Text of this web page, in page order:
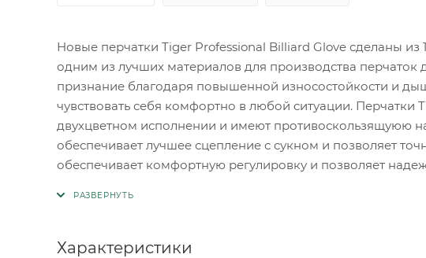
Новые перчатки Tiger Professional Billiard Glove сделаны
одним из лучших материалов для производства перчаток
признание благодаря повышенной износостойкости и
чувствовать себя комфортно в любой ситуации. Перчатки
двухцветном исполнении и имеют противоскользящуюю
обеспечивает лучшее сцепление с сукном и позволяет
обеспечивает комфортную регулировку и позволяет
Характеристики